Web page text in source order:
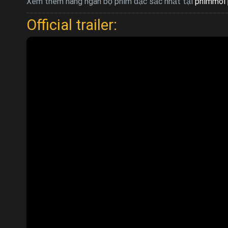
Official trailer: